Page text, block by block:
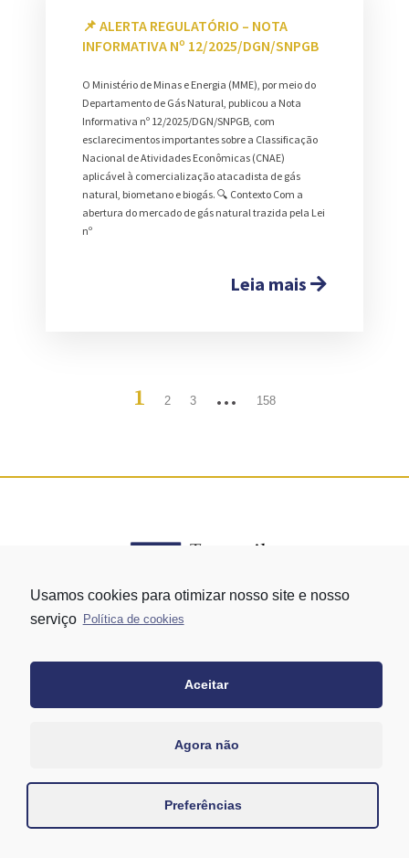
📌 ALERTA REGULATÓRIO – NOTA
INFORMATIVA Nº 12/2025/DGN/SNPGB
O Ministério de Minas e Energia (MME), por meio do
Departamento de Gás Natural, publicou a Nota
Informativa nº 12/2025/DGN/SNPGB, com
esclarecimentos importantes sobre a Classificação
Nacional de Atividades Econômicas (CNAE)
aplicável à comercialização atacadista de gás
natural, biometano e biogás. 🔍 Contexto Com a
abertura do mercado de gás natural trazida pela Lei
nº
Leia mais
1 2 3 … 158
+55 11 95058-7769 (Whatsapp)
Usamos cookies para otimizar nosso site e nosso
serviço Política de cookies
Aceitar
Agora não
Preferências